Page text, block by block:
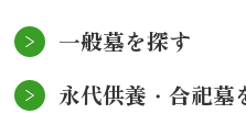
一般墓を探す
永代供養・合祀墓